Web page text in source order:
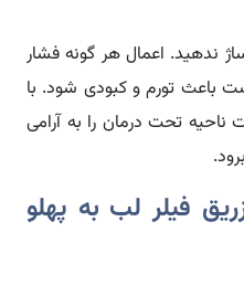
ندهید. اعمال هر گونه فشار
باعث تورم و کبودی شود. با
تحت درمان را به آرامی
فیلر لب به پهلو